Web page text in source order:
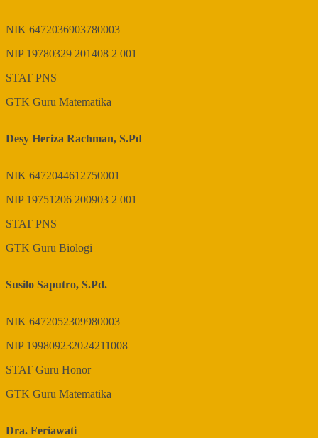
NIK 6472036903780003
NIP 19780329 201408 2 001
STAT PNS
GTK Guru Matematika
Desy Heriza Rachman, S.Pd
NIK 6472044612750001
NIP 19751206 200903 2 001
STAT PNS
GTK Guru Biologi
Susilo Saputro, S.Pd.
NIK 6472052309980003
NIP 199809232024211008
STAT Guru Honor
GTK Guru Matematika
Dra. Feriawati